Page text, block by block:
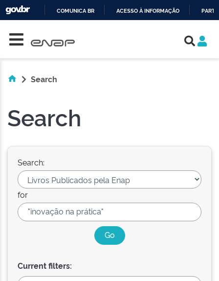
COMUNICA BR ACESSO À INFORMAÇÃO
Search
Search
Search:
for
Current filters: